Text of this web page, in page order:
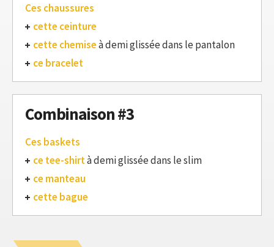
Ces chaussures
cette ceinture
cette chemiseà demi glissée dans le pantalon
ce bracelet
Combinaison #3
Ces baskets
ce tee-shirtà demi glissée dans le slim
ce manteau
cette bague